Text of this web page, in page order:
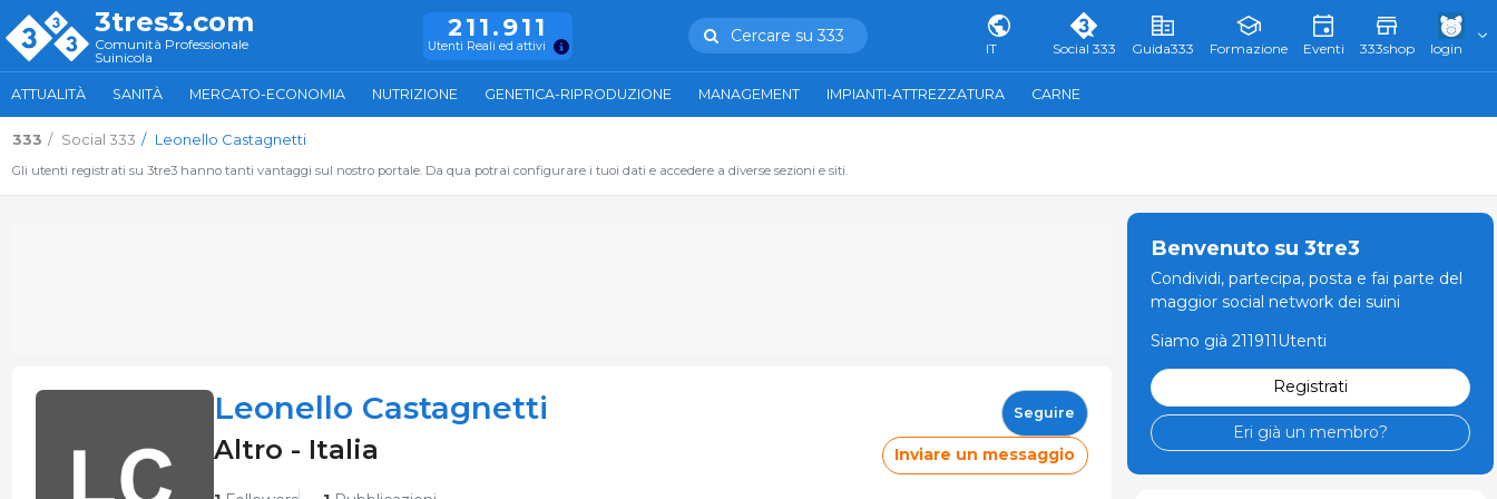
3tres3.com
Comunità Professionale
Suinicola
211.911
Utenti Reali ed attivi
Cercare su 333
IT Social 333 Guida333 Formazione Eventi 333shop login
ATTUALITÀ SANITÀ MERCATO-ECONOMIA NUTRIZIONE GENETICA-RIPRODUZIONE MANAGEMENT IMPIANTI-ATTREZZATURA CARNE
333 Social 333 Leonello Castagnetti
Gli utenti registrati su 3tre3 hanno tanti vantaggi sul nostro portale. Da qua potrai configurare i tuoi dati e accedere a diverse sezioni e siti.
Leonello Castagnetti
Altro - Italia
Seguire
Inviare un messaggio
Benvenuto su 3tre3
Condividi, partecipa, posta e fai parte del
maggior social network dei suini
Siamo già 211911Utenti
Registrati
Eri già un membro?